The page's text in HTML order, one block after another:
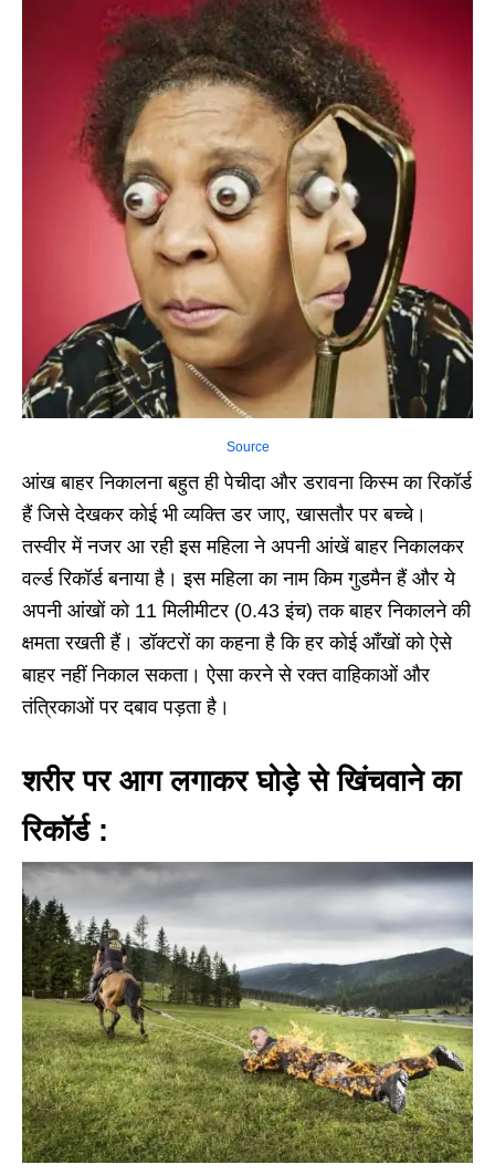
Source
आंख बाहर निकालना बहुत ही पेचीदा और डरावना किस्म का रिकॉर्ड
हैं जिसे देखकर कोई भी व्यक्ति डर जाए, खासतौर पर बच्चे।
तस्वीर में नजर आ रही इस महिला ने अपनी आंखें बाहर निकालकर
वर्ल्ड रिकॉर्ड बनाया है। इस महिला का नाम किम गुडमैन हैं और ये
अपनी आंखों को 11 मिलीमीटर (0.43 इंच) तक बाहर निकालने की
क्षमता रखती हैं। डॉक्टरों का कहना है कि हर कोई आँखों को ऐसे
बाहर नहीं निकाल सकता। ऐसा करने से रक्त वाहिकाओं और
तंत्रिकाओं पर दबाव पड़ता है।
शरीर पर आग लगाकर घोड़े से खिंचवाने का
रिकॉर्ड :